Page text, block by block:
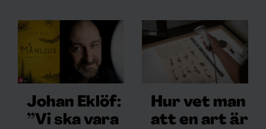
Johan Eklöf:
”Vi ska vara
Hur vet man
att en art är